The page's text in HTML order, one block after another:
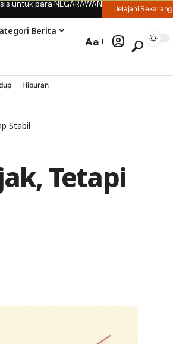
untuk para NEGARAWAN Jelajahi Sekarang
Berita
Aa
Hiburan
Stabil
Tetapi